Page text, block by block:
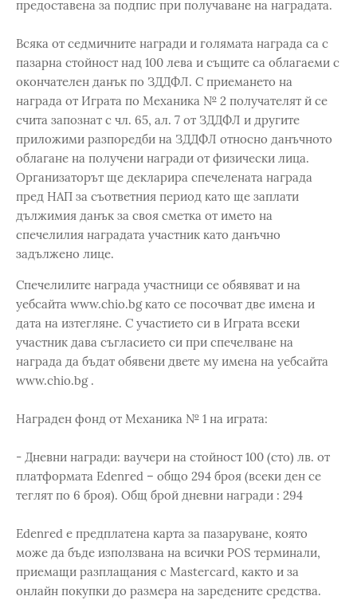
предоставена за подпис при получаване на наградата.
Всяка от седмичните награди и голямата награда са с
пазарна стойност над 100 лева и същите са облагаеми с
окончателен данък по ЗДДФЛ. С приемането на
награда от Играта по Механика № 2 получателят й се
счита запознат с чл. 65, ал. 7 от ЗДДФЛ и другите
приложими разпоредби на ЗДДФЛ относно данъчното
облагане на получени награди от физически лица.
Организаторът ще декларира спечелената награда
пред НАП за съответния период като ще заплати
дължимия данък за своя сметка от името на
спечелилия наградата участник като данъчно
задължено лице.
Спечелилите награда участници се обявяват и на
уебсайта www.chio.bg като се посочват две имена и
дата на изтегляне. С участието си в Играта всеки
участник дава съгласието си при спечелване на
награда да бъдат обявени двете му имена на уебсайта
www.chio.bg .
Награден фонд от Механика № 1 на играта:
- Дневни награди: ваучери на стойност 100 (сто) лв. от
платформата Edenred – общо 294 броя (всеки ден се
теглят по 6 броя). Общ брой дневни награди : 294
Edenred е предплатена карта за пазаруване, която
може да бъде използвана на всички POS терминали,
приемащи разплащания с Mastercard, както и за
онлайн покупки до размера на заредените средства.